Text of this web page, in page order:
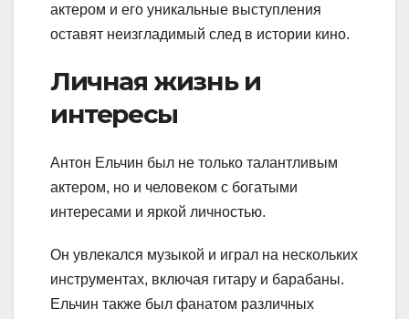
актером и его уникальные выступления
оставят неизгладимый след в истории кино.
Личная жизнь и
интересы
Антон Ельчин был не только талантливым
актером, но и человеком с богатыми
интересами и яркой личностью.
Он увлекался музыкой и играл на нескольких
инструментах, включая гитару и барабаны.
Ельчин также был фанатом различных